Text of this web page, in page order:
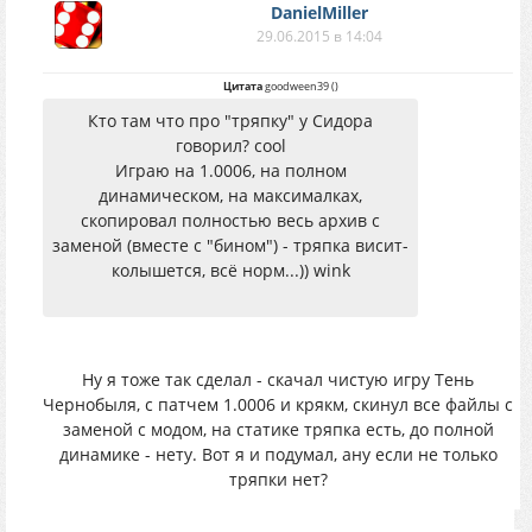
DanielMiller
29.06.2015 в 14:04
Цитатаgoodween39()
Кто там что про "тряпку" у Сидора
говорил? cool
Играю на 1.0006, на полном
динамическом, на максималках,
скопировал полностью весь архив с
заменой (вместе с "бином") - тряпка висит-
колышется, всё норм...)) wink
Ну я тоже так сделал - скачал чистую игру Тень
Чернобыля, с патчем 1.0006 и крякм, скинул все файлы с
заменой с модом, на статике тряпка есть, до полной
динамике - нету. Вот я и подумал, ану если не только
тряпки нет?